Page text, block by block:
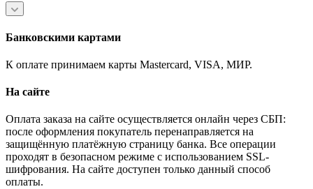
Банковскими картами
К оплате принимаем карты Mastercard, VISA, МИР.
На сайте
Оплата заказа на сайте осуществляется онлайн через СБП:
после оформления покупатель перенаправляется на
защищённую платёжную страницу банка. Все операции
проходят в безопасном режиме с использованием SSL-
шифрования. На сайте доступен только данный способ
оплаты.